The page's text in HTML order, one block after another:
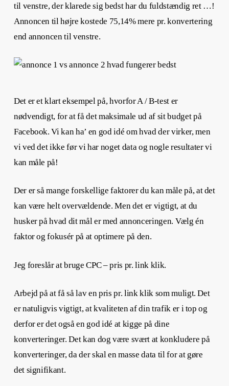
til venstre, der klarede sig bedst har du fuldstændig ret …!
Annoncen til højre kostede 75,14% mere pr. konvertering
end annoncen til venstre.
Det er et klart eksempel på, hvorfor A / B-test er
nødvendigt, for at få det maksimale ud af sit budget på
Facebook. Vi kan ha’ en god idé om hvad der virker, men
vi ved det ikke før vi har noget data og nogle resultater vi
kan måle på!
Der er så mange forskellige faktorer du kan måle på, at det
kan være helt overvældende. Men det er vigtigt, at du
husker på hvad dit mål er med annonceringen. Vælg én
faktor og fokusér på at optimere på den.
Jeg foreslår at bruge CPC – pris pr. link klik.
Arbejd på at få så lav en pris pr. link klik som muligt. Det
er natuligvis vigtigt, at kvaliteten af din trafik er i top og
derfor er det også en god idé at kigge på dine
konverteringer. Det kan dog være svært at konkludere på
konverteringer, da der skal en masse data til for at gøre
det signifikant.